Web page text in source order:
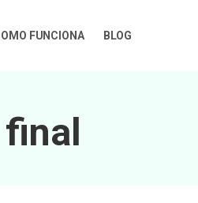
FUNCIONA BLOG